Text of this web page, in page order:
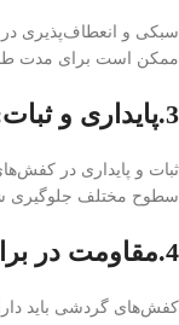
سبکی و انعطاف‌پذیری
ممکن است برای مدت
3.پایداری و ثبات:
ثبات و پایداری در
سطوح مختلف جلوگیری
4.مقاومت در برابر شرایط محیطی:
کفش‌های گردشی باید